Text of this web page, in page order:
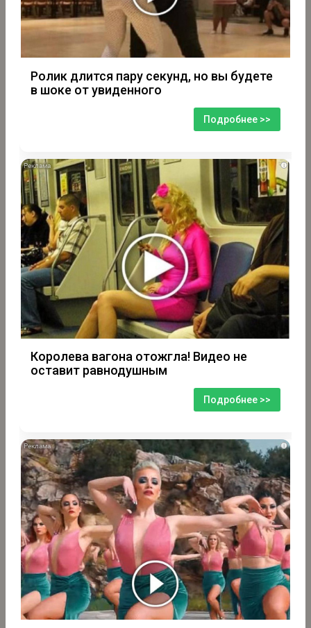
Ролик длится пару секунд, но вы будете
в шоке от увиденного
Подробнее >>
i
Королева вагона отожгла! Видео не
оставит равнодушным
Подробнее >>
i